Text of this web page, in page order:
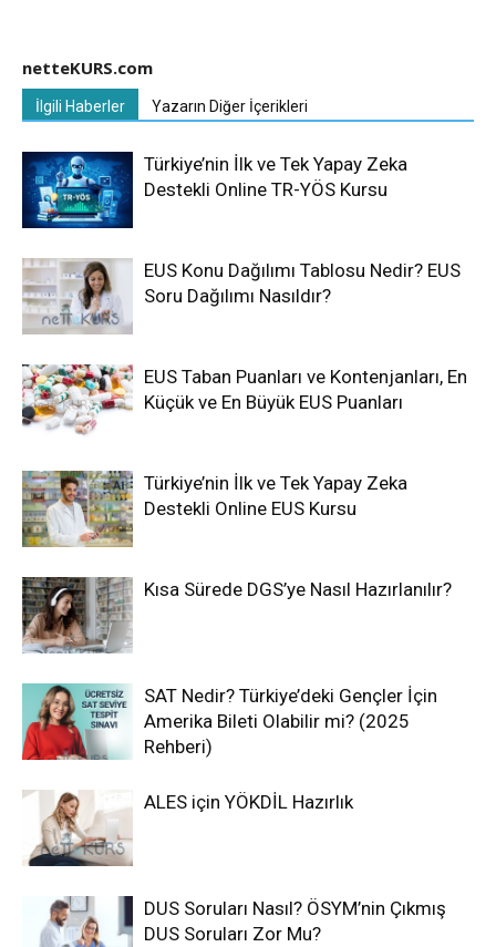
netteKURS.com
İlgili Haberler Yazarın Diğer İçerikleri
Türkiye’nin İlk ve Tek Yapay Zeka
Destekli Online TR-YÖS Kursu
EUS Konu Dağılımı Tablosu Nedir? EUS
Soru Dağılımı Nasıldır?
EUS Taban Puanları ve Kontenjanları, En
Küçük ve En Büyük EUS Puanları
Türkiye’nin İlk ve Tek Yapay Zeka
Destekli Online EUS Kursu
Kısa Sürede DGS’ye Nasıl Hazırlanılır?
SAT Nedir? Türkiye’deki Gençler İçin
Amerika Bileti Olabilir mi? (2025
Rehberi)
ALES için YÖKDİL Hazırlık
DUS Soruları Nasıl? ÖSYM’nin Çıkmış
DUS Soruları Zor Mu?